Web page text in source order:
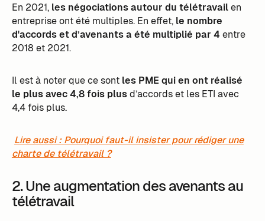
En 2021, les négociations autour du télétravailen
entreprise ont été multiples. En effet, le nombre
d'accords et d’avenants a été multiplié par 4 entre
2018 et 2021.
Il est à noter que ce sont les PME qui en ont réalisé
le plus avec 4,8 fois plusd’accords et les ETI avec
4,4 fois plus.
Lire aussi : Pourquoi faut-il insister pour rédiger une
charte de télétravail ?
2. Une augmentation des avenants au
télétravail